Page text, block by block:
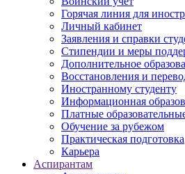
Горячая линия для
Личный кабинет
Заявления и справки
Стипендии и меры
Дополнительное
Восстановления и
Иностранному студенту
Информационная
Платные
Обучение за рубежом
Практическая подготовка
Карьера
Аспирантам